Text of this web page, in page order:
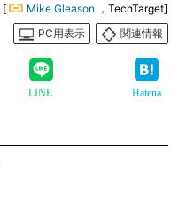
[ Mike Gleason ，TechTarget]
PC用表示
関連情報
LINE Hatena